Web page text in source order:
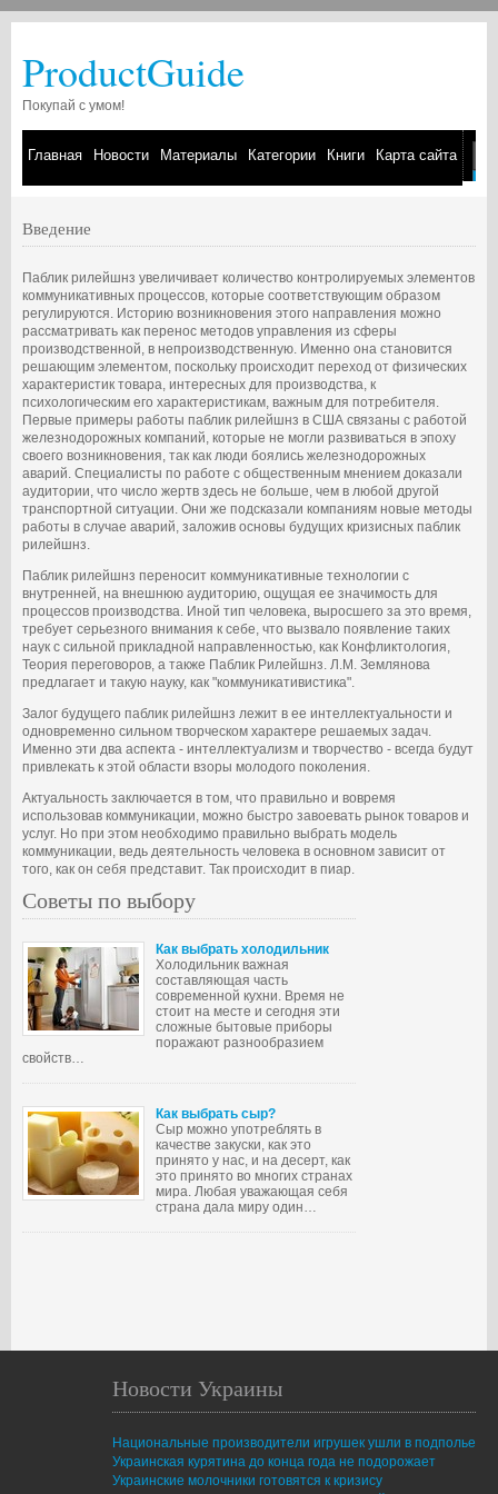
ProductGuide
Покупай с умом!
Главная Новости Материалы Категории Книги Карта сайта
Введение
Паблик рилейшнз увеличивает количество контролируемых элементов
коммуникативных процессов, которые соответствующим образом
регулируются. Историю возникновения этого направления можно
рассматривать как перенос методов управления из сферы
производственной, в непроизводственную. Именно она становится
решающим элементом, поскольку происходит переход от физических
характеристик товара, интересных для производства, к
психологическим его характеристикам, важным для потребителя.
Первые примеры работы паблик рилейшнз в США связаны с работой
железнодорожных компаний, которые не могли развиваться в эпоху
своего возникновения, так как люди боялись железнодорожных
аварий. Специалисты по работе с общественным мнением доказали
аудитории, что число жертв здесь не больше, чем в любой другой
транспортной ситуации. Они же подсказали компаниям новые методы
работы в случае аварий, заложив основы будущих кризисных паблик
рилейшнз.
Паблик рилейшнз переносит коммуникативные технологии с
внутренней, на внешнюю аудиторию, ощущая ее значимость для
процессов производства. Иной тип человека, выросшего за это время,
требует серьезного внимания к себе, что вызвало появление таких
наук с сильной прикладной направленностью, как Конфликтология,
Теория переговоров, а также Паблик Рилейшнз. Л.М. Землянова
предлагает и такую науку, как "коммуникативистика".
Залог будущего паблик рилейшнз лежит в ее интеллектуальности и
одновременно сильном творческом характере решаемых задач.
Именно эти два аспекта - интеллектуализм и творчество - всегда будут
привлекать к этой области взоры молодого поколения.
Актуальность заключается в том, что правильно и вовремя
использовав коммуникации, можно быстро завоевать рынок товаров и
услуг. Но при этом необходимо правильно выбрать модель
коммуникации, ведь деятельность человека в основном зависит от
того, как он себя представит. Так происходит в пиар.
Советы по выбору
Как выбрать холодильник
Холодильник важная
составляющая часть
современной кухни. Время не
стоит на месте и сегодня эти
сложные бытовые приборы
поражают разнообразием
свойств…
Как выбрать сыр?
Сыр можно употреблять в
качестве закуски, как это
принято у нас, и на десерт, как
это принято во многих странах
мира. Любая уважающая себя
страна дала миру один…
Новости Украины
Национальные производители игрушек ушли в подполье
Украинская курятина до конца года не подорожает
Украинские молочники готовятся к кризису